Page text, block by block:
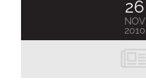
26
NOV
2010